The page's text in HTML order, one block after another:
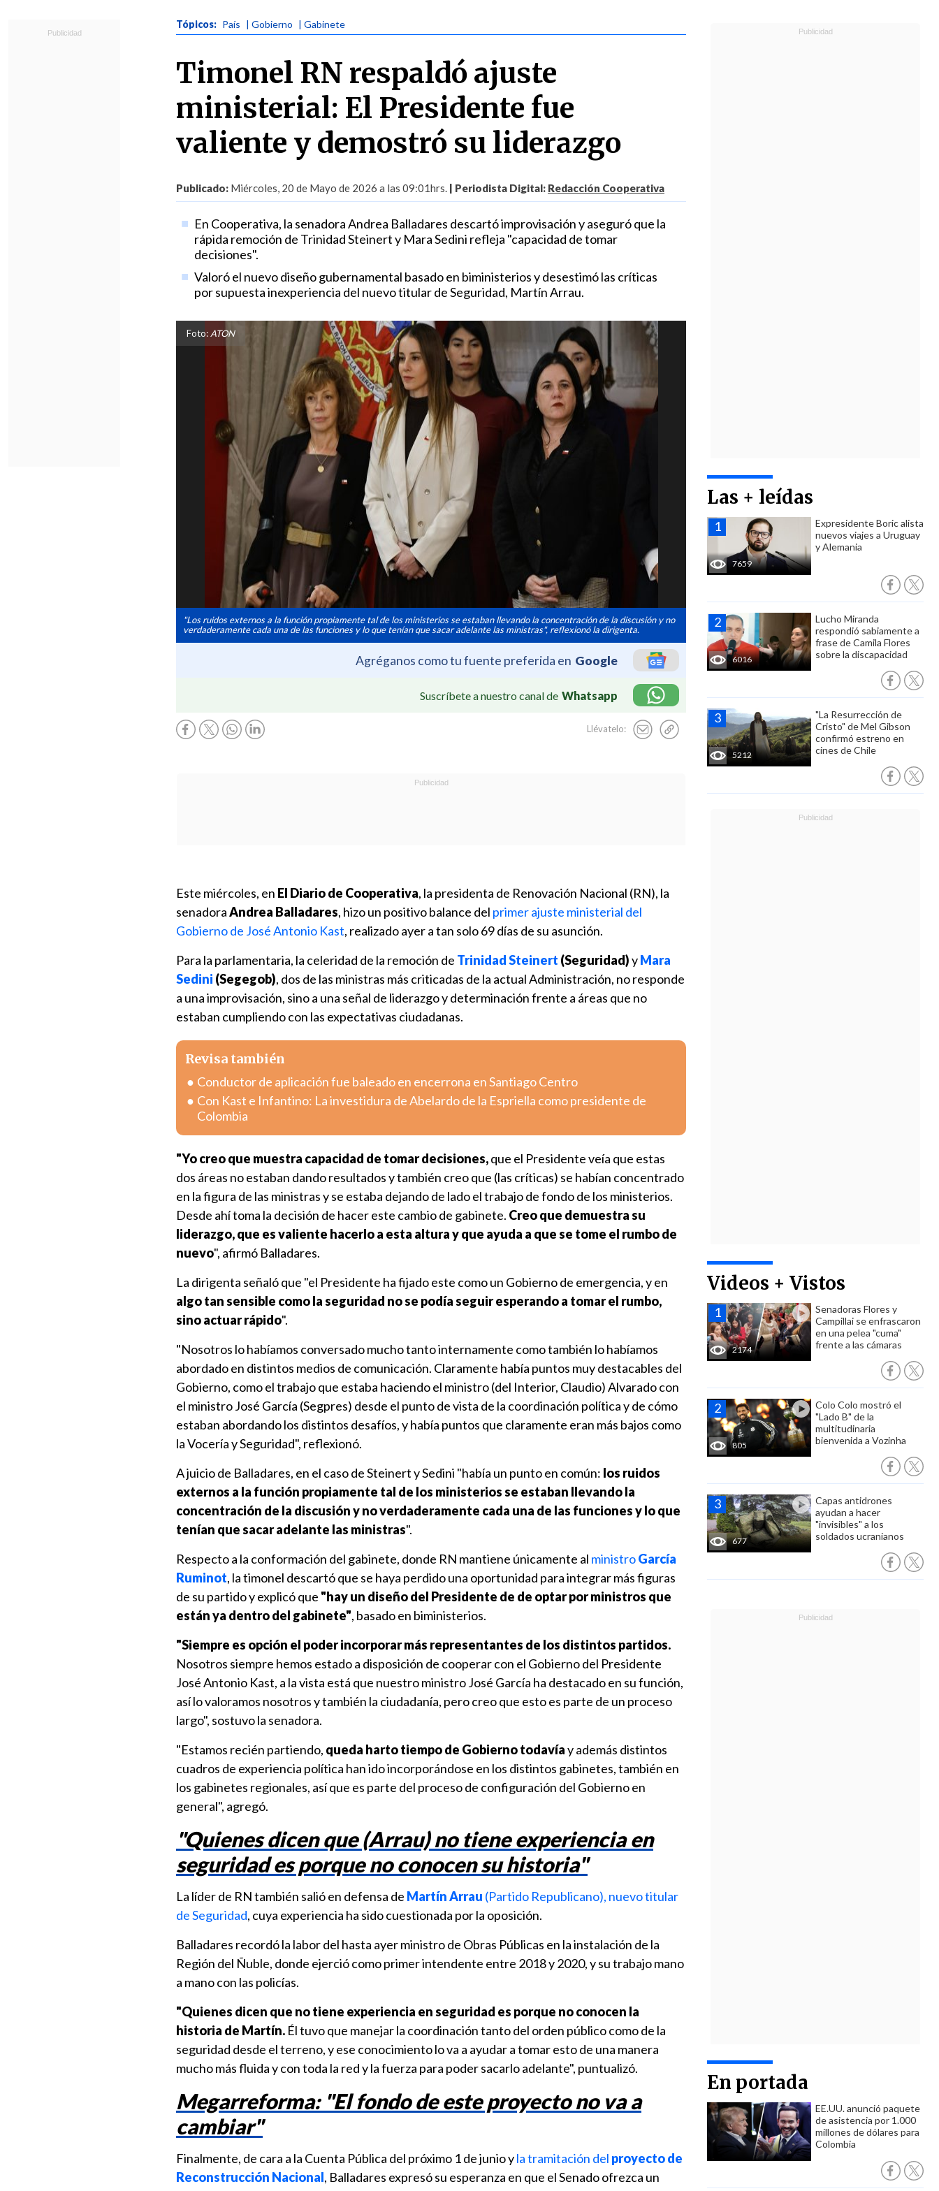
Tópicos: País | Gobierno | Gabinete
Timonel RN respaldó ajuste
ministerial: El Presidente fue
valiente y demostró su liderazgo
Publicado: Miércoles, 20 de Mayo de 2026 a las 09:01hrs. | Periodista Digital: Redacción Cooperativa
En Cooperativa, la senadora Andrea Balladares descartó improvisación y aseguró que la
rápida remoción de Trinidad Steinert y Mara Sedini refleja "capacidad de tomar
decisiones".
Valoró el nuevo diseño gubernamental basado en biministerios y desestimó las críticas
por supuesta inexperiencia del nuevo titular de Seguridad, Martín Arrau.
Foto: ATON
"Los ruidos externos a la función propiamente tal de los ministerios se estaban llevando la concentración de la discusión y no
verdaderamente cada una de las funciones y lo que tenían que sacar adelante las ministras", reflexionó la dirigenta.
Agréganos como tu fuente preferida en Google
Suscríbete a nuestro canal de Whatsapp
Llévatelo:
Las + leídas
7659
Expresidente Boric alista
nuevos viajes a Uruguay
y Alemania
6016
Lucho Miranda
respondió sabiamente a
frase de Camila Flores
sobre la discapacidad
5212
"La Resurrección de
Cristo" de Mel Gibson
confirmó estreno en
cines de Chile
Videos + Vistos
2174
Senadoras Flores y
Campillai se enfrascaron
en una pelea "cuma"
frente a las cámaras
805
Colo Colo mostró el
"Lado B" de la
multitudinaria
bienvenida a Vozinha
677
Capas antidrones
ayudan a hacer
"invisibles" a los
soldados ucranianos
En portada
EE.UU. anunció paquete
de asistencia por 1.000
millones de dólares para
Colombia
Este miércoles, en El Diario de Cooperativa, la presidenta de Renovación Nacional (RN), la
senadoraAndrea Balladares, hizo un positivo balance del primer ajuste ministerial del
Gobierno de José Antonio Kast, realizado ayer a tan solo 69 días de su asunción.
Para la parlamentaria, la celeridad de la remoción de Trinidad Steinert (Seguridad)yMara
Sedini (Segegob), dos de las ministras más criticadas de la actual Administración, no responde
a una improvisación, sino a una señal de liderazgo y determinación frente a áreas que no
estaban cumpliendo con las expectativas ciudadanas.
Revisa también
Conductor de aplicación fue baleado en encerrona en Santiago Centro
Con Kast e Infantino: La investidura de Abelardo de la Espriella como presidente de
Colombia
"Yo creo que muestra capacidad de tomar decisiones,que el Presidente veía que estas
dos áreas no estaban dando resultados y también creo que (las críticas) se habían concentrado
en la figura de las ministras y se estaba dejando de lado el trabajo de fondo de los ministerios.
Desde ahí toma la decisión de hacer este cambio de gabinete. Creo que demuestra su
liderazgo, que es valiente hacerlo a esta altura y que ayuda a que se tome el rumbo de
nuevo", afirmó Balladares.
La dirigenta señaló que "el Presidente ha fijado este como un Gobierno de emergencia, y en
algo tan sensible como la seguridad no se podía seguir esperando a tomar el rumbo,
sino actuar rápido".
"Nosotros lo habíamos conversado mucho tanto internamente como también lo habíamos
abordado en distintos medios de comunicación. Claramente había puntos muy destacables del
Gobierno, como el trabajo que estaba haciendo el ministro (del Interior, Claudio) Alvarado con
el ministro José García (Segpres) desde el punto de vista de la coordinación política y de cómo
estaban abordando los distintos desafíos, y había puntos que claramente eran más bajos como
la Vocería y Seguridad", reflexionó.
A juicio de Balladares, en el caso de Steinert y Sedini "había un punto en común: los ruidos
externos a la función propiamente tal de los ministerios se estaban llevando la
concentración de la discusión y no verdaderamente cada una de las funciones y lo que
tenían que sacar adelante las ministras".
Respecto a la conformación del gabinete, donde RN mantiene únicamente al ministroGarcía
Ruminot, la timonel descartó que se haya perdido una oportunidad para integrar más figuras
de su partido y explicó que "hay un diseño del Presidente de de optar por ministros que
están ya dentro del gabinete", basado en biministerios.
"Siempre es opción el poder incorporar más representantes de los distintos partidos.
Nosotros siempre hemos estado a disposición de cooperar con el Gobierno del Presidente
José Antonio Kast, a la vista está que nuestro ministro José García ha destacado en su función,
así lo valoramos nosotros y también la ciudadanía, pero creo que esto es parte de un proceso
largo", sostuvo la senadora.
"Estamos recién partiendo, queda harto tiempo de Gobierno todavíay además distintos
cuadros de experiencia política han ido incorporándose en los distintos gabinetes, también en
los gabinetes regionales, así que es parte del proceso de configuración del Gobierno en
general", agregó.
"Quienes dicen que (Arrau) no tiene experiencia en
seguridad es porque no conocen su historia"
La líder de RN también salió en defensa de Martín Arrau (Partido Republicano), nuevo titular
de Seguridad, cuya experiencia ha sido cuestionada por la oposición.
Balladares recordó la labor del hasta ayer ministro de Obras Públicas en la instalación de la
Región del Ñuble, donde ejerció como primer intendente entre 2018 y 2020, y su trabajo mano
a mano con las policías.
"Quienes dicen que no tiene experiencia en seguridad es porque no conocen la
historia de Martín. Él tuvo que manejar la coordinación tanto del orden público como de la
seguridad desde el terreno, y ese conocimiento lo va a ayudar a tomar esto de una manera
mucho más fluida y con toda la red y la fuerza para poder sacarlo adelante", puntualizó.
Megarreforma: "El fondo de este proyecto no va a
cambiar"
Finalmente, de cara a la Cuenta Pública del próximo 1 de junio yla tramitación del proyecto de
Reconstrucción Nacional, Balladares expresó su esperanza en que el Senado ofrezca un